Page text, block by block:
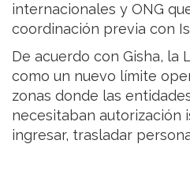
internacionales y ONG
coordinación previa con
De acuerdo con Gisha, la
como un nuevo límite
zonas donde las
necesitaban autorización
ingresar, trasladar